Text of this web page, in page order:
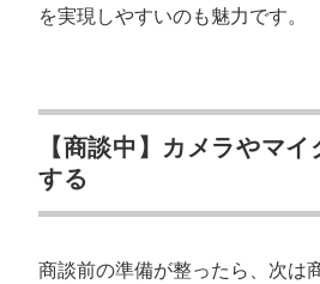
を実現しやすいのも魅力です。
【商談中】カメラやマ
する
商談前の準備が整ったら、次は